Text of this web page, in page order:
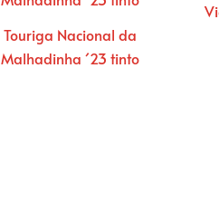
Touriga Nacional da
Malhadinha ´23 tinto